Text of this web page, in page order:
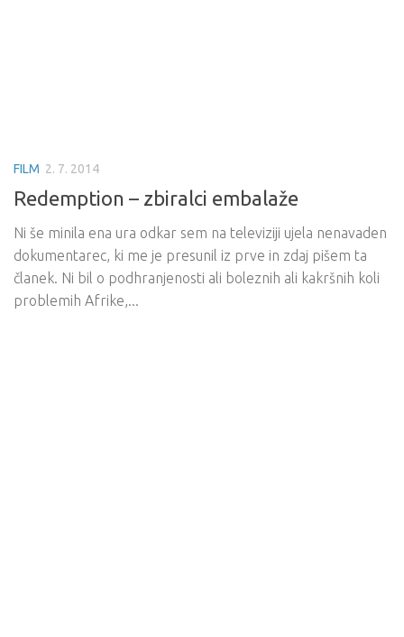
FILM 2. 7. 2014
Redemption – zbiralci embalaže
Ni še minila ena ura odkar sem na televiziji ujela nenavaden
dokumentarec, ki me je presunil iz prve in zdaj pišem ta
članek. Ni bil o podhranjenosti ali boleznih ali kakršnih koli
problemih Afrike,...